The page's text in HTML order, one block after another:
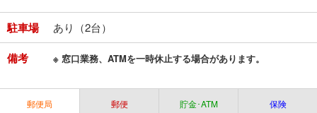
駐車場 あり（2台）
備考 ※ 窓口業務、ATMを一時休止する場合があります。
郵便局 郵便 貯金･ATM 保険